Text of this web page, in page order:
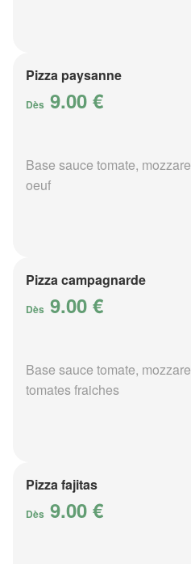
Pizza paysanne
Dès 9.00 €
Base sauce tomate,
oeuf
Pizza campagnarde
Dès 9.00 €
Base sauce tomate,
tomates fraiches
Pizza fajitas
Dès 9.00 €